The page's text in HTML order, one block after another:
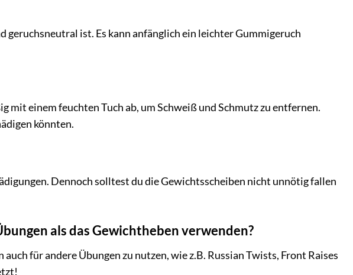
ist. Es kann anfänglich ein leichter Gummigeruch
einem feuchten Tuch ab, um Schweiß und Schmutz zu entfernen.
könnten.
Dennoch solltest du die Gewichtsscheiben nicht unnötig fallen
als das Gewichtheben verwenden?
für andere Übungen zu nutzen, wie z.B. Russian Twists, Front Raises